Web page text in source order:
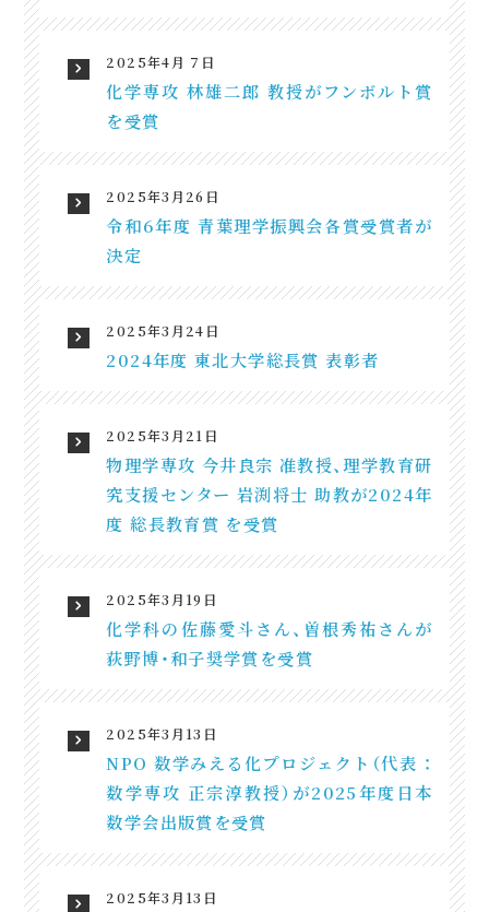
2025年4月 7日
化学専攻 林雄二郎 教授がフンボルト賞
を受賞
2025年3月26日
令和6年度 青葉理学振興会各賞受賞者が
決定
2025年3月24日
2024年度 東北大学総長賞 表彰者
2025年3月21日
物理学専攻 今井良宗 准教授、理学教育研
究支援センター 岩渕将士 助教が2024年
度 総長教育賞 を受賞
2025年3月19日
化学科の佐藤愛斗さん、曽根秀祐さんが
荻野博・和子奨学賞を受賞
2025年3月13日
NPO 数学みえる化プロジェクト（代表 ：
数学専攻 正宗淳教授）が2025年度日本
数学会出版賞を受賞
2025年3月13日